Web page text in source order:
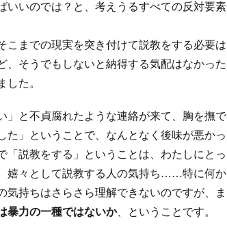
いいのでは？と、考えうるすべての反対要素
こまでの現実を突き付けて説教をする必要は
、そうでもしないと納得する気配はなかった
した。
」と不貞腐れたような連絡が来て、胸を撫で
た」ということで、なんとなく後味が悪かっ
「説教をする」ということは、わたしにとっ
嬉々として説教する人の気持ち……特に何か
気持ちはさらさら理解できないのですが、ま
暴力の一種ではないか、ということです。